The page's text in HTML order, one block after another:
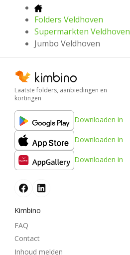
Folders Veldhoven
Supermarkten Veldhoven
Jumbo Veldhoven
Laatste folders, aanbiedingen en
kortingen
Downloaden in
Downloaden in
Downloaden in
Kimbino
FAQ
Contact
Inhoud melden